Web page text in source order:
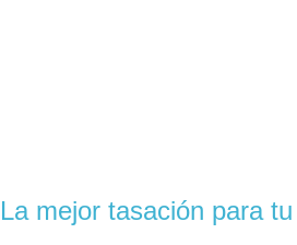
La mejor tasación para